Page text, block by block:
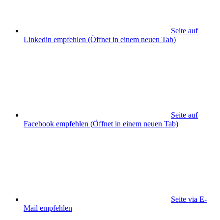
Seite auf
Linkedin empfehlen (Öffnet in einem neuen Tab)
Seite auf
Facebook empfehlen (Öffnet in einem neuen Tab)
Seite via E-
Mail empfehlen